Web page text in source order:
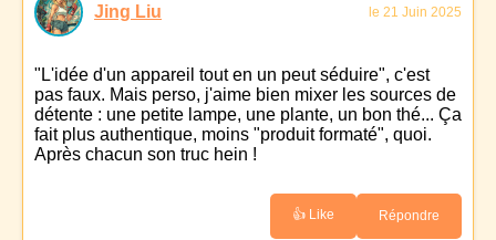
Jing Liu le 21 Juin 2025
"L'idée d'un appareil tout en un peut séduire", c'est
pas faux. Mais perso, j'aime bien mixer les sources de
détente : une petite lampe, une plante, un bon thé... Ça
fait plus authentique, moins "produit formaté", quoi.
Après chacun son truc hein !
👍 Like Répondre